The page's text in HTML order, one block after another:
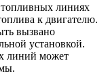
линиях
к двигателю.
вызвано
установкой.
линий может